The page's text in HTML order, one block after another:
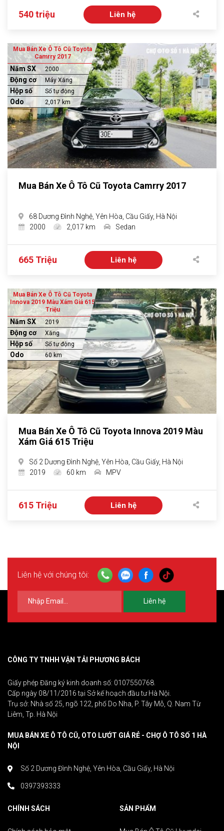
540 triệu Liên hệ
Mua Bán Xe Ô Tô Cũ Toyota
Camrry 2017
Năm SX 2000
Động cơ Máy Xăng
Hộp số Số tự động
Odo 2,017 km
Mua Bán Xe Ô Tô Cũ Toyota Camrry 2017
68 Dương Đình Nghệ, Yên Hòa, Cầu Giấy, Hà Nội
2000
2,017 km Sedan
665 Triệu Liên hệ
Mua Bán Xe Ô Tô Cũ Toyota
Innova 2019 Màu Xám Giá 615
Triệu
Năm SX 2019
Động cơ Xăng
Hộp số Số tự động
Odo 60 km
Mua Bán Xe Ô Tô Cũ Toyota Innova 2019 Màu
Xám Giá 615 Triệu
Số 2 Dương Đình Nghệ, Yên Hòa, Cầu Giấy, Hà Nội
2019
60 km MPV
615 Triệu Liên hệ
Liên hệ với chúng tôi:
Liên hệ
CÔNG TY TNHH VẬN TẢI PHƯƠNG BÁCH
Giấy phép Đăng ký kinh doanh số: 0107550768.
Cấp ngày 08/11/2016 tại Sở kế hoạch đầu tư Hà Nội.
Trụ sở: Nhà số 25, ngõ 122, phố Do Nha, P. Tây Mỗ, Q. Nam Từ
Liêm, Tp. Hà Nội
MUA BÁN XE Ô TÔ CŨ, OTO LƯỚT GIÁ RẺ - CHỢ Ô TÔ SỐ 1 HÀ
NỘI
Số 2 Dương Đình Nghệ, Yên Hòa, Cầu Giấy, Hà Nội
0397393333
CHÍNH SÁCH SẢN PHẨM